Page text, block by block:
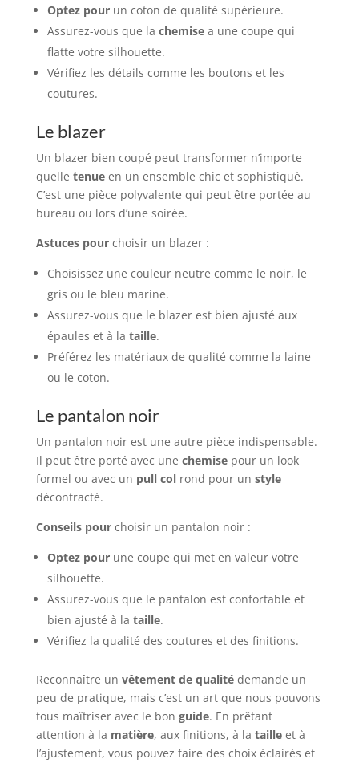
Optez pourun coton de qualité supérieure.
Assurez-vous que la chemisea une coupe qui
flatte votre silhouette.
Vérifiez les détails comme les boutons et les
coutures.
Le blazer
Un blazer bien coupé peut transformer n’importe
quelle tenueen un ensemble chic et sophistiqué.
C’est une pièce polyvalente qui peut être portée au
bureau ou lors d’une soirée.
Astuces pourchoisir un blazer :
Choisissez une couleur neutre comme le noir, le
gris ou le bleu marine.
Assurez-vous que le blazer est bien ajusté aux
épaules et à la taille.
Préférez les matériaux de qualité comme la laine
ou le coton.
Le pantalon noir
Un pantalon noir est une autre pièce indispensable.
Il peut être porté avec une chemisepour un look
formel ou avec un pull colrond pour un style
décontracté.
Conseils pourchoisir un pantalon noir :
Optez pourune coupe qui met en valeur votre
silhouette.
Assurez-vous que le pantalon est confortable et
bien ajusté à la taille.
Vérifiez la qualité des coutures et des finitions.
Reconnaître un vêtement de qualitédemande un
peu de pratique, mais c’est un art que nous pouvons
tous maîtriser avec le bon guide. En prêtant
attention à la matière, aux finitions, à la tailleet à
l’ajustement, vous pouvez faire des choix éclairés et